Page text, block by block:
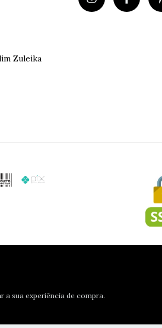
a sua experiência de compra.
Zuleika